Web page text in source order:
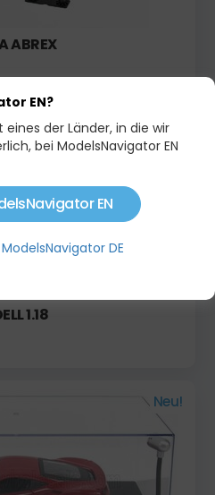
ABREX
Aktion
1.18
Neu!
EN?
der Länder, in die wir
bei ModelsNavigator EN
EN
DE